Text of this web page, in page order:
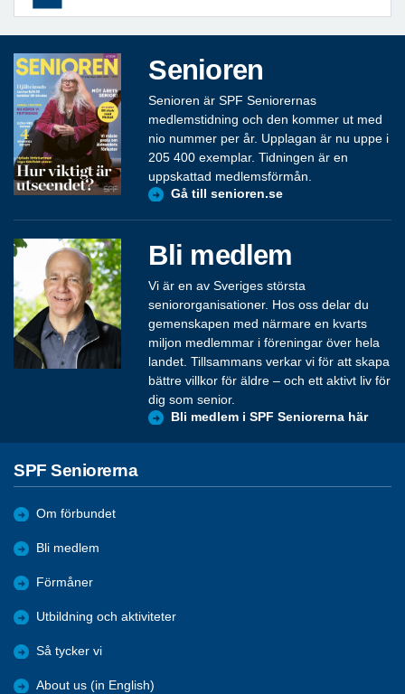
Senioren
Senioren är SPF Seniorernas
medlemstidning och den kommer ut med
nio nummer per år. Upplagan är nu uppe i
205 400 exemplar. Tidningen är en
uppskattad medlemsförmån.
Gå till senioren.se
Bli medlem
Vi är en av Sveriges största
seniororganisationer. Hos oss delar du
gemenskapen med närmare en kvarts
miljon medlemmar i föreningar över hela
landet. Tillsammans verkar vi för att skapa
bättre villkor för äldre – och ett aktivt liv för
dig som senior.
Bli medlem i SPF Seniorerna här
SPF Seniorerna
Om förbundet
Bli medlem
Förmåner
Utbildning och aktiviteter
Så tycker vi
About us (in English)